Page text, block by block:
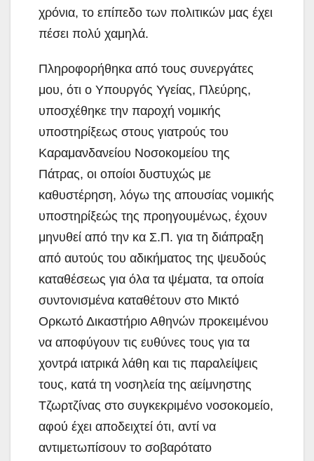
χρόνια, το επίπεδο των πολιτικών μας έχει
πέσει πολύ χαμηλά.
Πληροφορήθηκα από τους συνεργάτες
μου, ότι ο Υπουργός Υγείας, Πλεύρης,
υποσχέθηκε την παροχή νομικής
υποστηρίξεως στους γιατρούς του
Καραμανδανείου Νοσοκομείου της
Πάτρας, οι οποίοι δυστυχώς με
καθυστέρηση, λόγω της απουσίας νομικής
υποστηρίξεώς της προηγουμένως, έχουν
μηνυθεί από την κα Σ.Π. για τη διάπραξη
από αυτούς του αδικήματος της ψευδούς
καταθέσεως για όλα τα ψέματα, τα οποία
συντονισμένα καταθέτουν στο Μικτό
Ορκωτό Δικαστήριο Αθηνών προκειμένου
να αποφύγουν τις ευθύνες τους για τα
χοντρά ιατρικά λάθη και τις παραλείψεις
τους, κατά τη νοσηλεία της αείμνηστης
Τζωρτζίνας στο συγκεκριμένο νοσοκομείο,
αφού έχει αποδειχτεί ότι, αντί να
αντιμετωπίσουν το σοβαρότατο